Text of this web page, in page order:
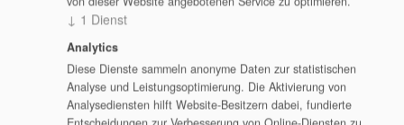
Security-Schulungen für Administratoren und Entscheider
Collaboration, Wissensmanagement und Fachanwendungen
Nextcloud, Office- und Groupware-Integration
Sichere Kommunikations- und Kollaborationsplattformen
↓ 1 Dienst
Analytics
Diese Dienste sammeln anonyme Daten zur statistischen
Analyse und Leistungsoptimierung. Die Aktivierung von
Analysediensten hilft Website-Besitzern dabei, fundierte